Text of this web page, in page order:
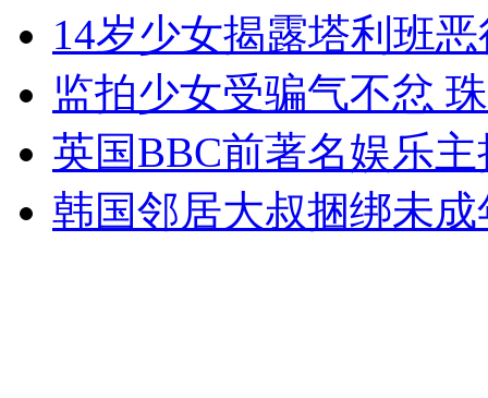
安徽一实载49人客车翻车
走！跟着总书记去植树
14岁少女揭露塔利班
监拍少女受骗气不忿
英国BBC前著名娱乐
韩国邻居大叔捆绑未